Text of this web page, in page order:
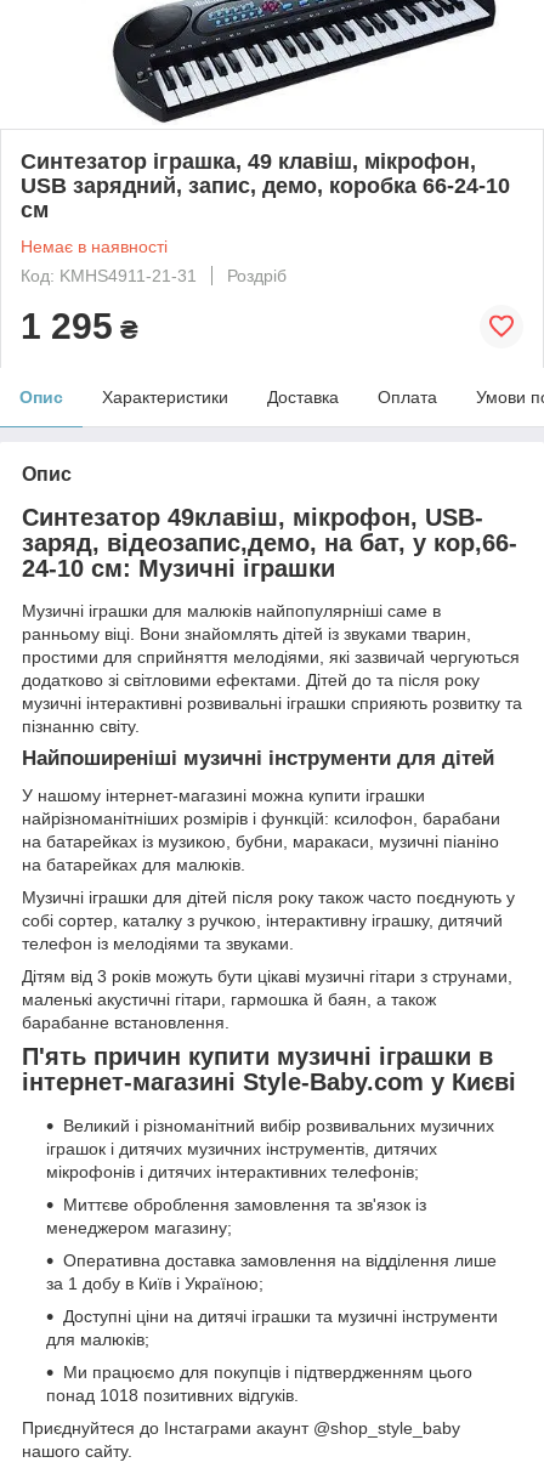
Синтезатор іграшка, 49 клавіш, мікрофон,
USB зарядний, запис, демо, коробка 66-24-10
см
Немає в наявності
Код: KMHS4911-21-31
Роздріб
1 295 ₴
Опис Характеристики Доставка Оплата Умови
Опис
Синтезатор 49клавіш, мікрофон, USB-
заряд, відеозапис,демо, на бат, у кор,66-
24-10 см: Музичні іграшки
Музичні іграшки для малюків найпопулярніші саме в
ранньому віці. Вони знайомлять дітей із звуками тварин,
простими для сприйняття мелодіями, які зазвичай чергуються
додатково зі світловими ефектами. Дітей до та після року
музичні інтерактивні розвивальні іграшки сприяють розвитку та
пізнанню світу.
Найпоширеніші музичні інструменти для дітей
У нашому інтернет-магазині можна купити іграшки
найрізноманітніших розмірів і функцій: ксилофон, барабани
на батарейках із музикою, бубни, маракаси, музичні піаніно
на батарейках для малюків.
Музичні іграшки для дітей після року також часто поєднують у
собі сортер, каталку з ручкою, інтерактивну іграшку, дитячий
телефон із мелодіями та звуками.
Дітям від 3 років можуть бути цікаві музичні гітари з струнами,
маленькі акустичні гітари, гармошка й баян, а також
барабанне встановлення.
П'ять причин купити музичні іграшки в
інтернет-магазині Style-Baby.com у Києві
Великий і різноманітний вибір розвивальних музичних
іграшок і дитячих музичних інструментів, дитячих
мікрофонів і дитячих інтерактивних телефонів;
Миттєве оброблення замовлення та зв'язок із
менеджером магазину;
Оперативна доставка замовлення на відділення лише
за 1 добу в Київ і Україною;
Доступні ціни на дитячі іграшки та музичні інструменти
для малюків;
Ми працюємо для покупців і підтвердженням цього
понад 1018 позитивних відгуків.
Приєднуйтеся до Інстаграми акаунт @shop_style_baby
нашого сайту.